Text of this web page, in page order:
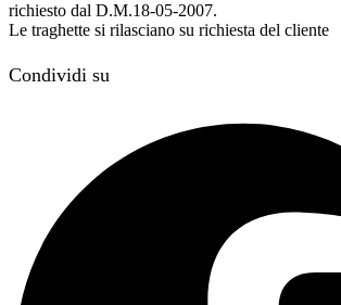
richiesto dal D.M.18-05-2007.
Le traghette si rilasciano su richiesta del cliente
Condividi su